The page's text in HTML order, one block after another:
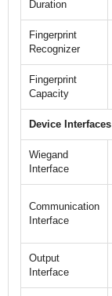
Duration
Fingerprint
Recognizer
Fingerprint
Capacity
Device Interfaces
Wiegand
Interface
Communication
Interface
Output
Interface